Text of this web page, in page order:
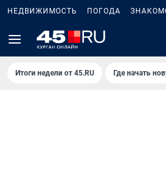
НЕДВИЖИМОСТЬ ПОГОДА
Итоги недели от 45.RU Где начать